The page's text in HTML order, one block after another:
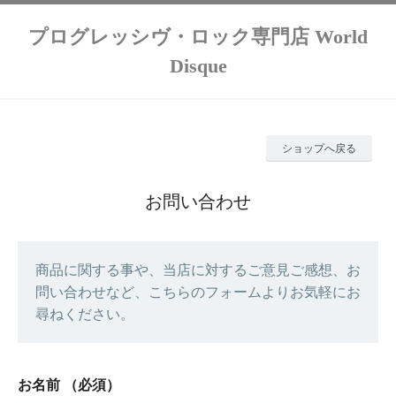
プログレッシヴ・ロック専門店 World
Disque
ショップへ戻る
お問い合わせ
商品に関する事や、当店に対するご意見ご感想、お
問い合わせなど、こちらのフォームよりお気軽にお
尋ねください。
お名前 （必須）